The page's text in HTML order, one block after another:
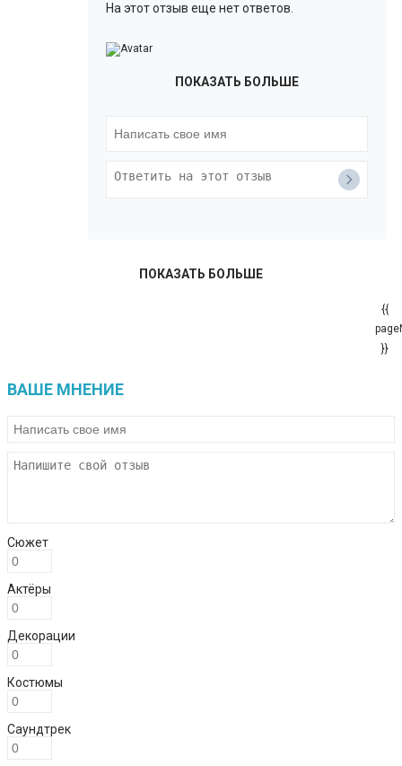
На этот отзыв еще нет ответов.
ПОКАЗАТЬ БОЛЬШЕ
ПОКАЗАТЬ БОЛЬШЕ
{{
}}
ВАШЕ МНЕНИЕ
Сюжет
Актёры
Декорации
Костюмы
Саундтрек